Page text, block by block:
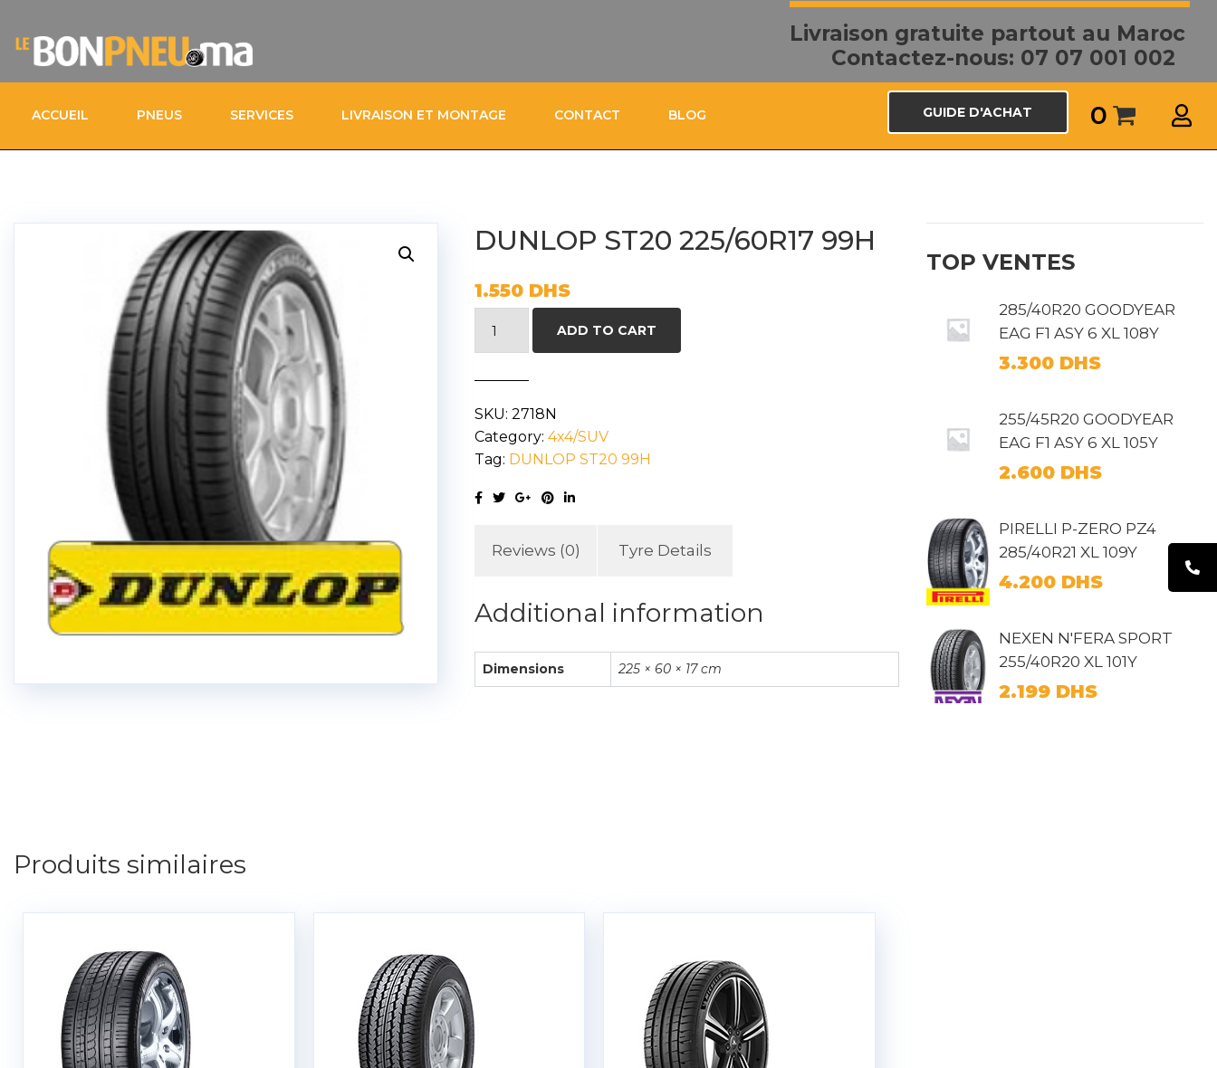
Livraison gratuite partout au Maroc
Contactez-nous: 07 07 001 002
ACCUEIL PNEUS SERVICES LIVRAISON ET MONTAGE CONTACT BLOG GUIDE D'ACHAT 0
DUNLOP ST20 225/60R17 99H
1.550 DHS
quantity
ADD TO CART
SKU: 2718N
Category: 4x4/SUV
Tag: DUNLOP ST20 99H
Reviews (0) Tyre Details
Additional information
Dimensions 225 × 60 × 17 cm
Produits similaires
TOP VENTES
285/40R20 GOODYEAR
EAG F1 ASY 6 XL 108Y
3.300 DHS
255/45R20 GOODYEAR
EAG F1 ASY 6 XL 105Y
2.600 DHS
PIRELLI P-ZERO PZ4
285/40R21 XL 109Y
4.200 DHS
NEXEN N'FERA SPORT
255/40R20 XL 101Y
2.199 DHS